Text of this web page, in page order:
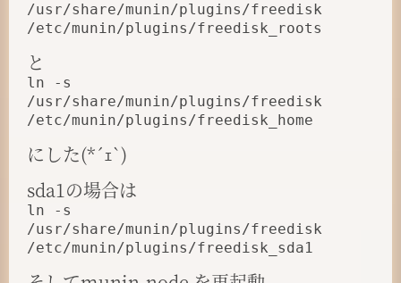
/usr/share/munin/plugins/freedisk
/etc/munin/plugins/freedisk_roots
と
ln -s
/usr/share/munin/plugins/freedisk
/etc/munin/plugins/freedisk_home
にした(*´ｪ`)
sda1の場合は
ln -s
/usr/share/munin/plugins/freedisk
/etc/munin/plugins/freedisk_sda1